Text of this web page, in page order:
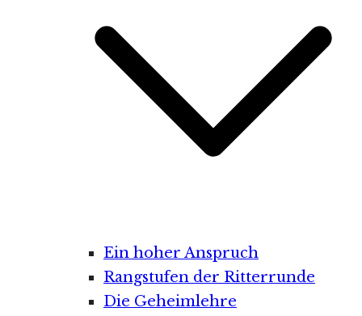
Ein hoher Anspruch
Rangstufen der Ritterrunde
Die Geheimlehre